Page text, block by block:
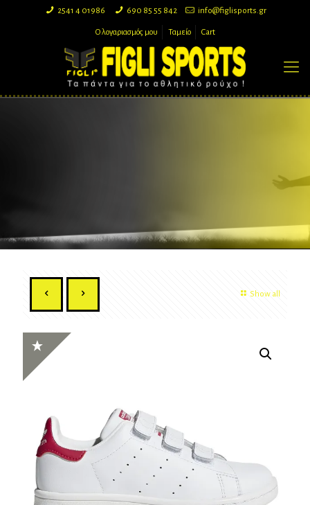
2541 4 01986 690 85 55 842 info@figlisports.gr
Ο λογαριασμός μου Ταμείο Cart
Show all